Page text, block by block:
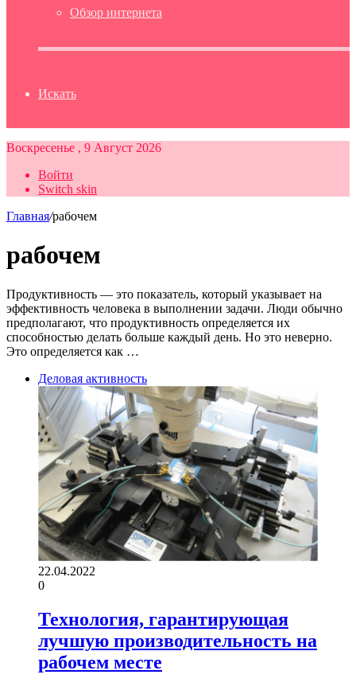
Обзор интернета
Искать
Воскресенье , 9 Август 2026
Войти
Switch skin
Главная/рабочем
рабочем
Продуктивность — это показатель, который указывает на
эффективность человека в выполнении задачи. Люди обычно
предполагают, что продуктивность определяется их
способностью делать больше каждый день. Но это неверно.
Это определяется как …
Деловая активность
22.04.2022
0
Технология, гарантирующая
лучшую производительность на
рабочем месте